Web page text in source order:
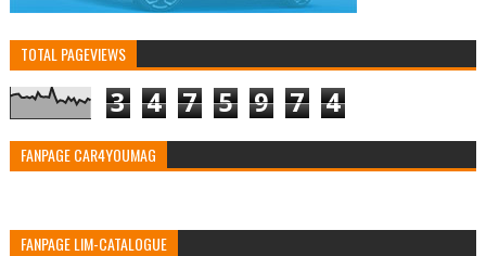
TOTAL PAGEVIEWS
3 4 7 5 9 7 4
FANPAGE CAR4YOUMAG
FANPAGE LIM-CATALOGUE